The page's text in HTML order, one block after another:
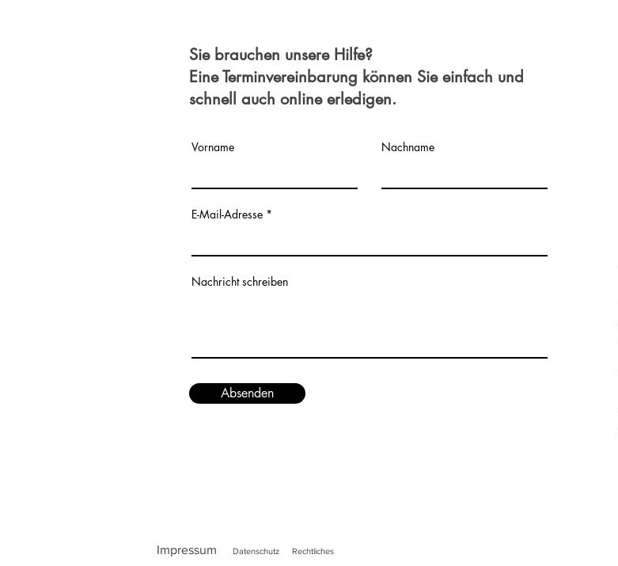
Sie brauchen unsere Hilfe?
Eine Terminvereinbarung können Sie einfach und
schnell auch online erledigen.
Vorname Nachname
E-Mail-Adresse
Nachricht schreiben
Absenden
Impressum Datenschutz Rechtliches